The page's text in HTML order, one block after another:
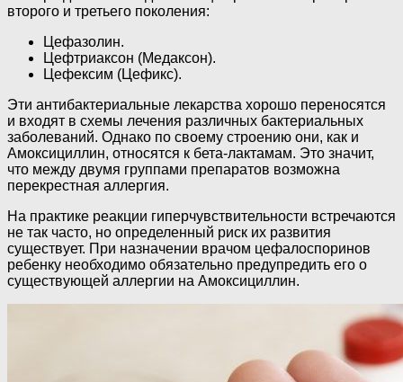
второго и третьего поколения:
Цефазолин.
Цефтриаксон (Медаксон).
Цефексим (Цефикс).
Эти антибактериальные лекарства хорошо переносятся
и входят в схемы лечения различных бактериальных
заболеваний. Однако по своему строению они, как и
Амоксициллин, относятся к бета-лактамам. Это значит,
что между двумя группами препаратов возможна
перекрестная аллергия.
На практике реакции гиперчувствительности встречаются
не так часто, но определенный риск их развития
существует. При назначении врачом цефалоспоринов
ребенку необходимо обязательно предупредить его о
существующей аллергии на Амоксициллин.